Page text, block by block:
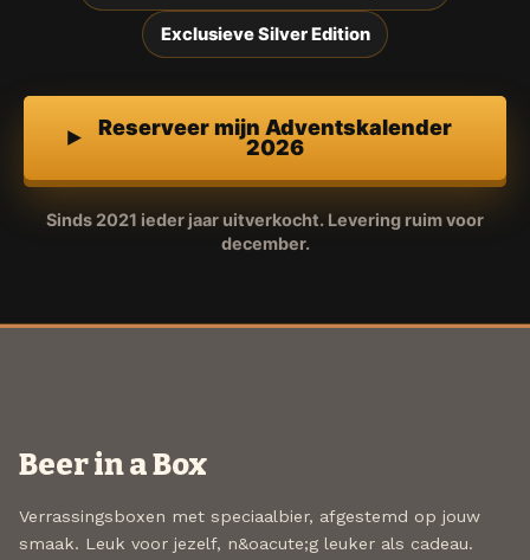
Exclusieve Silver Edition
Reserveer mijn Adventskalender
2026
Sinds 2021 ieder jaar uitverkocht. Levering ruim voor
december.
Beer in a Box
Verrassingsboxen met speciaalbier, afgestemd op jouw
smaak. Leuk voor jezelf, n&oacute;g leuker als cadeau.